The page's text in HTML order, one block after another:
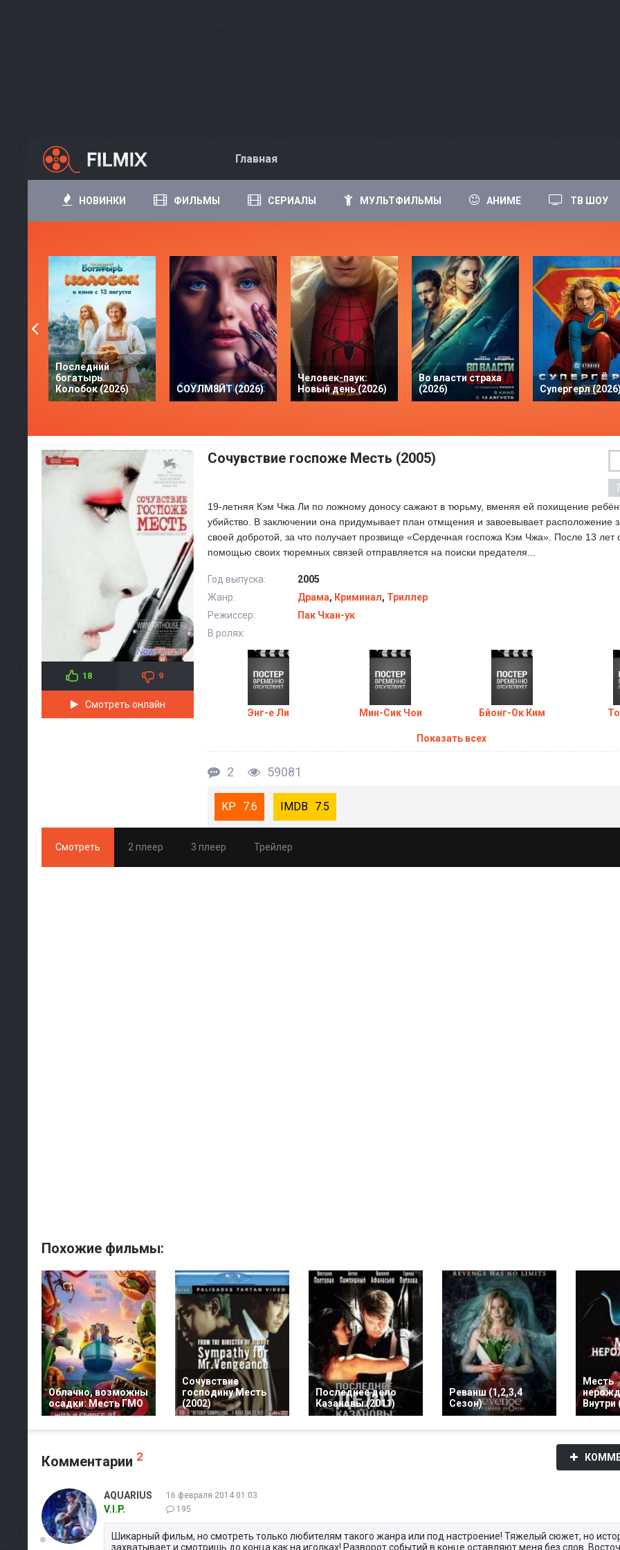
Главная
НОВИНКИ ФИЛЬМЫ СЕРИАЛЫ МУЛЬТФИЛЬМЫ АНИМЕ ТВ ШОУ
Последний
богатырь.
Колобок (2026)
СОУЛМ8ЙТ (2026)
Человек-паук:
Новый день (2026)
Во власти страха
(2026)
Супергерл
18 9
Смотреть онлайн
Сочувствие госпоже Месть (2005)
19-летняя Кэм Чжа Ли по ложному доносу сажают в тюрьму, вменяя ей похищение
убийство. В заключении она придумывает план отмщения и завоевывает расположение
своей добротой, за что получает прозвище «Сердечная госпожа Кэм Чжа». После 13 лет
помощью своих тюремных связей отправляется на поиски предателя...
Год выпуска:
2005
Жанр:
Драма, Криминал, Триллер
Режиссер:
Пак Чхан-ук
В ролях:
Энг-е Ли Мин-Сик Чои Бйонг-Ок Ким
Показать всех
2 59081
7.6 7.5
Смотреть 2 плеер 3 плеер Трейлер
Похожие фильмы:
Облачно, возможны
осадки: Месть ГМО
Сочувствие
господину Месть
(2002)
Последнее дело
Казановы (2011)
Реванш (1,2,3,4
Сезон)
Месть
Внутри
Комментарии 2
AQUARIUS
V.I.P.
16 февраля 2014 01:03
195
Шикарный фильм, но смотреть только любителям такого жанра или под настроение! Тяжелый сюжет, но
захватывает и смотришь до конца как на иголках! Разворот событий в конце оставляют меня без слов.